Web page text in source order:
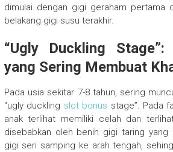
dimulai dengan gigi geraham pertama
belakang gigi susu terakhir.
“Ugly Duckling
yang Sering Membuat
Pada usia sekitar 7-8 tahun, sering
“ugly duckling slot bonus stage”. Pada
anak terlihat memiliki celah dan
disebabkan oleh benih gigi taring yang
gigi seri samping ke arah tengah,